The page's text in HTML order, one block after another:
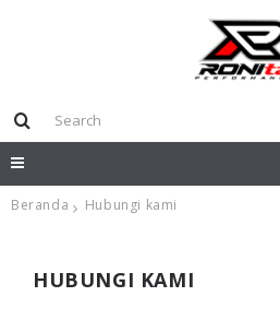
Beranda Hubungi kami
HUBUNGI KAMI